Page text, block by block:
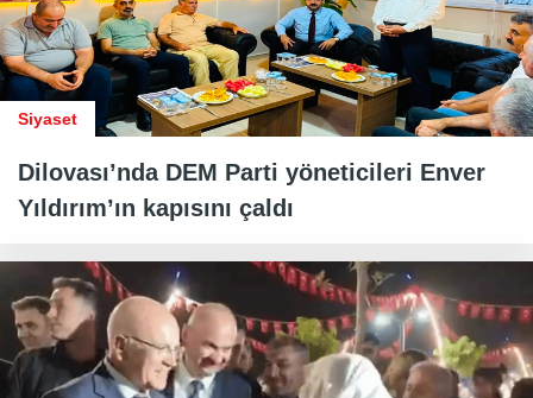
Siyaset
Dilovası’nda DEM Parti yöneticileri Enver
Yıldırım’ın kapısını çaldı